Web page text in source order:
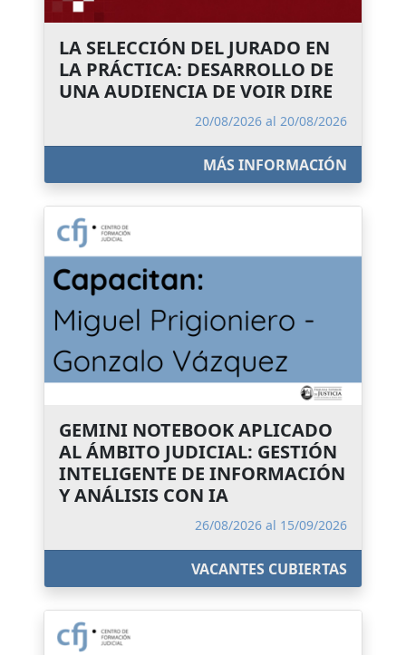
LA SELECCIÓN DEL JURADO EN
LA PRÁCTICA: DESARROLLO DE
UNA AUDIENCIA DE VOIR DIRE
20/08/2026 al 20/08/2026
MÁS INFORMACIÓN
GEMINI NOTEBOOK APLICADO
AL ÁMBITO JUDICIAL: GESTIÓN
INTELIGENTE DE INFORMACIÓN
Y ANÁLISIS CON IA
26/08/2026 al 15/09/2026
VACANTES CUBIERTAS